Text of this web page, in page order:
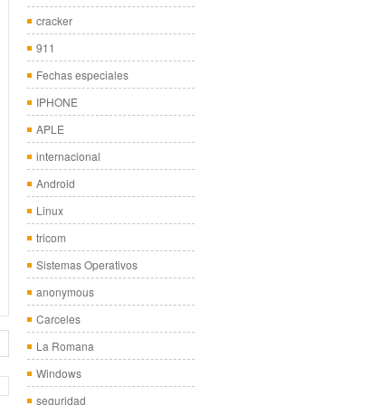
cracker
911
Fechas especiales
IPHONE
APLE
internacional
Android
Linux
tricom
Sistemas Operativos
anonymous
Carceles
La Romana
Windows
seguridad